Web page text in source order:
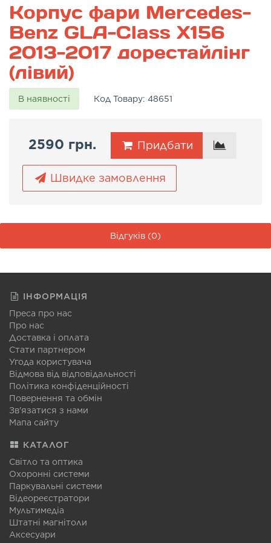
Корпус фари Mercedes-
Benz GLA-Class X156
2013-2017 дорестайлінг
(лівий)
В наявності Код Товару: 48651
2590 грн. Придбати
Швидке замовлення
Відгуків (0)
ІНФОРМАЦІЯ
Преса про нас
Про нас
Доставка і оплата
Стати партнером
Угода користувача
Відмова від відповідальності
Політика конфіденційності
Повернення та обмін
Зв'язатися з нами
Мапа сайту
КАТАЛОГ
Світло та оптика
Охоронні системи
Паркувальні системи
Відеореєстратори
Мультимедіа
Штатні магнітоли
Аксесуари